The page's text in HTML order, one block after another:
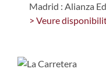
Madrid : Alianza
> Veure